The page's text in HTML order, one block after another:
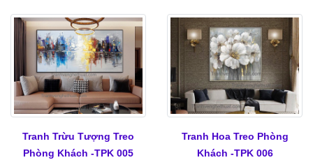
Tranh Trừu Tượng Treo
Phòng Khách -TPK 005
Tranh Hoa Treo Phòng
Khách -TPK 006